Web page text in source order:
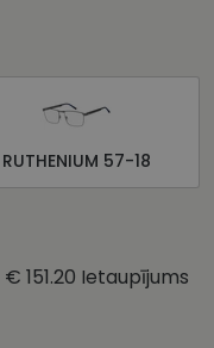
RUTHENIUM 57-18
€ 151.20 Ietaupījums